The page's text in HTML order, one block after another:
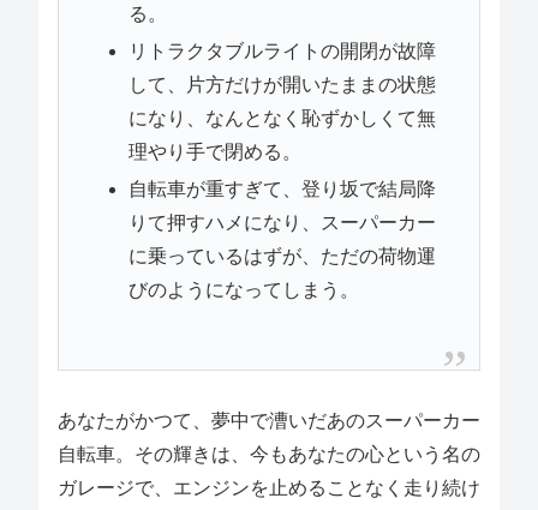
る。
リトラクタブルライトの開閉が故障
して、片方だけが開いたままの状態
になり、なんとなく恥ずかしくて無
理やり手で閉める。
自転車が重すぎて、登り坂で結局降
りて押すハメになり、スーパーカー
に乗っているはずが、ただの荷物運
びのようになってしまう。
あなたがかつて、夢中で漕いだあのスーパーカー
自転車。その輝きは、今もあなたの心という名の
ガレージで、エンジンを止めることなく走り続け